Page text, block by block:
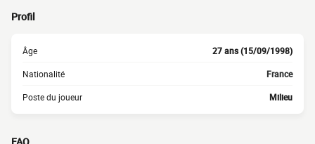
Profil
Âge 27 ans (15/09/1998)
Nationalité France
Poste du joueur Milieu